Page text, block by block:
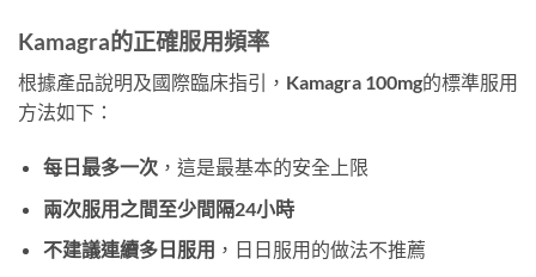
Kamagra的正確服用頻率
根據產品說明及國際臨床指引，Kamagra 100mg的標準服用
方法如下：
每日最多一次，這是最基本的安全上限
兩次服用之間至少間隔24小時
不建議連續多日服用 ，日日服用的做法不推薦